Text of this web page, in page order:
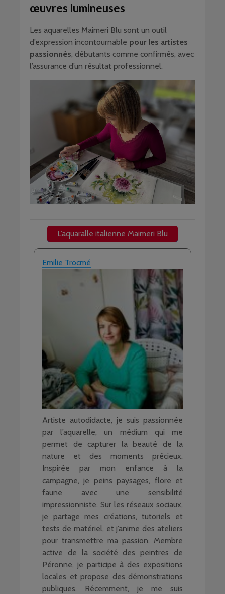
œuvres lumineuses
Les aquarelles Maimeri Blu sont un outil
d’expression incontournable pour les artistes
passionnés , débutants comme confirmés, avec
l’assurance d’un résultat professionnel.
L’aquaralle italienne Maimeri Blu
Emilie Trocmé
Artiste autodidacte, je suis passionnée
par l’aquarelle, un médium qui me
permet de capturer la beauté de la
nature et des moments précieux.
Inspirée par mon enfance à la
campagne, je peins paysages, flore et
faune avec une sensibilité
impressionniste. Sur les réseaux sociaux,
je partage mes créations, tutoriels et
tests de matériel, et j’anime des ateliers
pour transmettre ma passion. Membre
active de la société des peintres de
Péronne, je participe à des expositions
locales et propose des démonstrations
publiques. Récemment, je me suis